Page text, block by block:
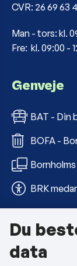
CVR: 26 69 63
Man - tors: kl.
Fre: kl. 09:00 -
Genveje
BAT - Din
BOFA -
BRK
Om
Kontakt os
Du
data